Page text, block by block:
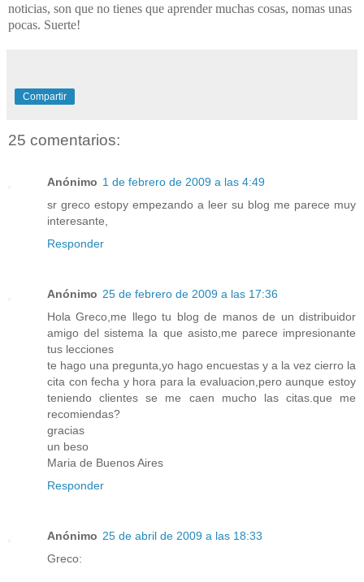
noticias, son que no tienes que aprender muchas cosas, nomas unas
pocas. Suerte!
Compartir
25 comentarios:
Anónimo 1 de febrero de 2009 a las 4:49
sr greco estopy empezando a leer su blog me parece muy
interesante,
Responder
Anónimo 25 de febrero de 2009 a las 17:36
Hola Greco,me llego tu blog de manos de un distribuidor
amigo del sistema la que asisto,me parece impresionante
tus lecciones
te hago una pregunta,yo hago encuestas y a la vez cierro la
cita con fecha y hora para la evaluacion,pero aunque estoy
teniendo clientes se me caen mucho las citas.que me
recomiendas?
gracias
un beso
Maria de Buenos Aires
Responder
Anónimo 25 de abril de 2009 a las 18:33
Greco: